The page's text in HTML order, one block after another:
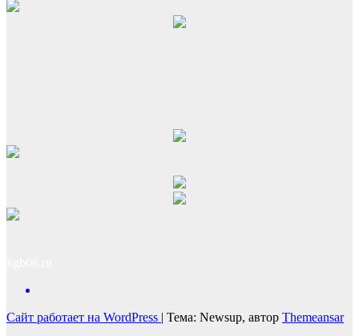
Сайт работает на WordPress | Тема: Newsup, автор Themeansar